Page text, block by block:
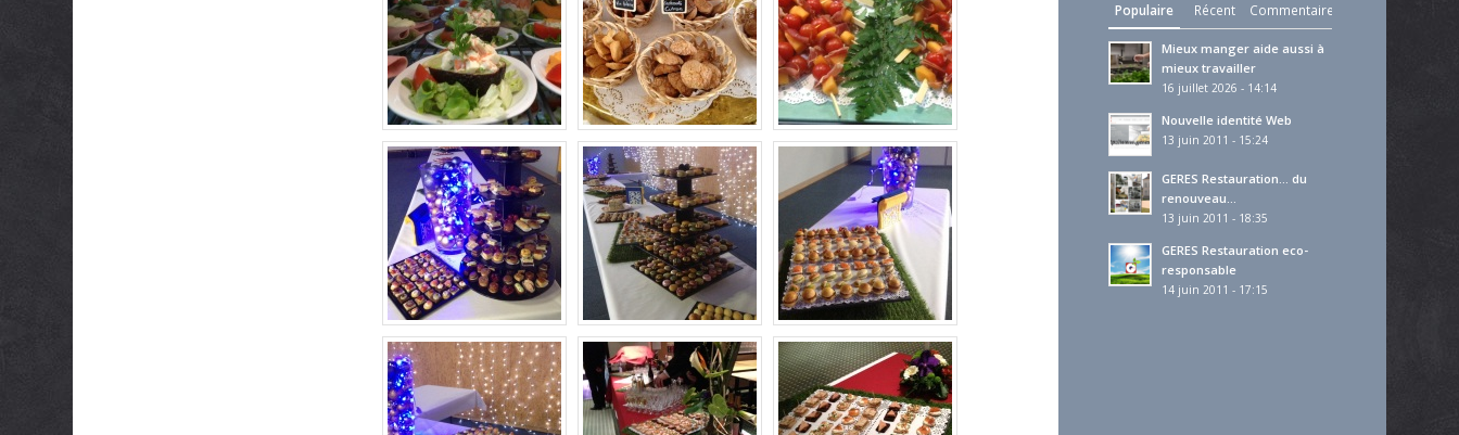
Populaire Récent Commentaires
Mieux manger aide aussi à
mieux travailler
16 juillet 2026 - 14:14
Nouvelle identité Web
13 juin 2011 - 15:24
GERES Restauration… du
renouveau…
13 juin 2011 - 18:35
GERES Restauration eco-
responsable
14 juin 2011 - 17:15